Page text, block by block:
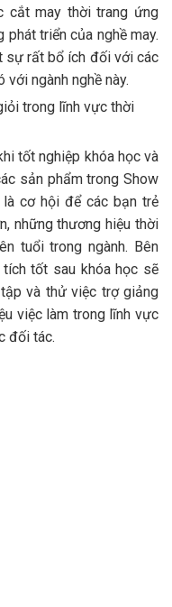
cắt may thời trang ứng
triển của nghề may.
sự rất bổ ích đối với các
ngành nghề này.
trong lĩnh vực thời
tốt nghiệp khóa học và
sản phẩm trong Show
là cơ hội để các bạn trẻ
những thương hiệu thời
tuổi trong ngành. Bên
tốt sau khóa học sẽ
và thử việc trợ giảng
việc làm trong lĩnh vực
đối tác.